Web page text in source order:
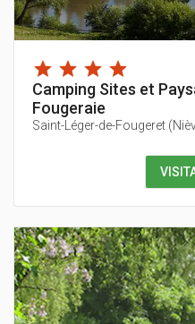
Camping Sites et
Fougeraie
Saint-Léger-de-Fougeret (